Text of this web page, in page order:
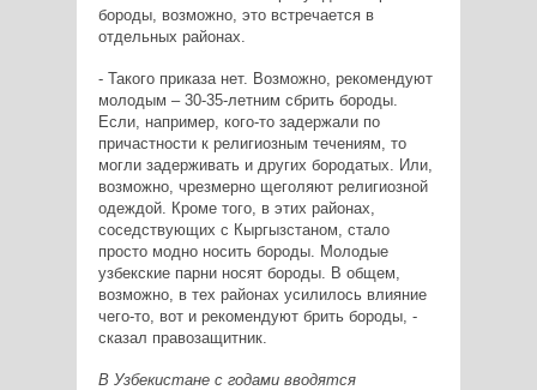
бороды, возможно, это встречается в
отдельных районах.
- Такого приказа нет. Возможно, рекомендуют
молодым – 30-35-летним сбрить бороды.
Если, например, кого-то задержали по
причастности к религиозным течениям, то
могли задерживать и других бородатых. Или,
возможно, чрезмерно щеголяют религиозной
одеждой. Кроме того, в этих районах,
соседствующих с Кыргызстаном, стало
просто модно носить бороды. Молодые
узбекские парни носят бороды. В общем,
возможно, в тех районах усилилось влияние
чего-то, вот и рекомендуют брить бороды, -
сказал правозащитник.
В Узбекистане с годами вводятся